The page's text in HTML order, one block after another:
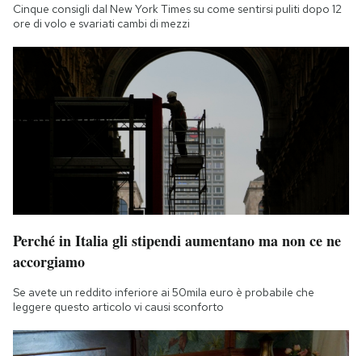
Cinque consigli dal New York Times su come sentirsi puliti dopo 12
ore di volo e svariati cambi di mezzi
Perché in Italia gli stipendi aumentano ma non ce ne
accorgiamo
Se avete un reddito inferiore ai 50mila euro è probabile che
leggere questo articolo vi causi sconforto